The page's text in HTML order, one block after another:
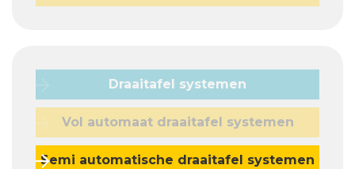
Draaitafel systemen
Vol automaat draaitafel systemen
Semi automatische draaitafel systemen